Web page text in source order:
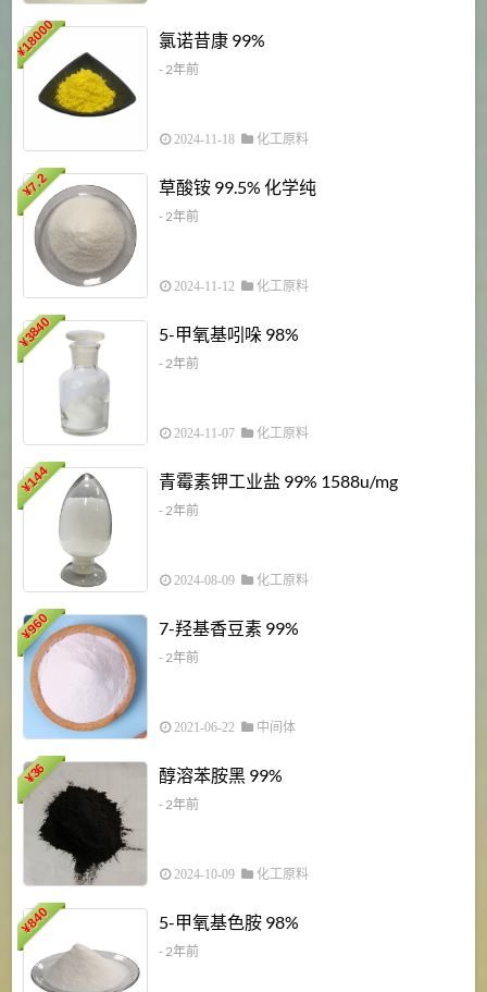
¥
18000 氯诺昔康 99%
- 2年前
2024-11-18 化工原料
¥
7.2 草酸铵 99.5% 化学纯
- 2年前
2024-11-12 化工原料
¥
3840 5-甲氧基吲哚 98%
- 2年前
2024-11-07 化工原料
¥
144 青霉素钾工业盐 99% 1588u/mg
- 2年前
2024-08-09 化工原料
¥
960 7-羟基香豆素 99%
- 2年前
2021-06-22 中间体
¥
36 醇溶苯胺黑 99%
- 2年前
2024-10-09 化工原料
¥
840 5-甲氧基色胺 98%
- 2年前